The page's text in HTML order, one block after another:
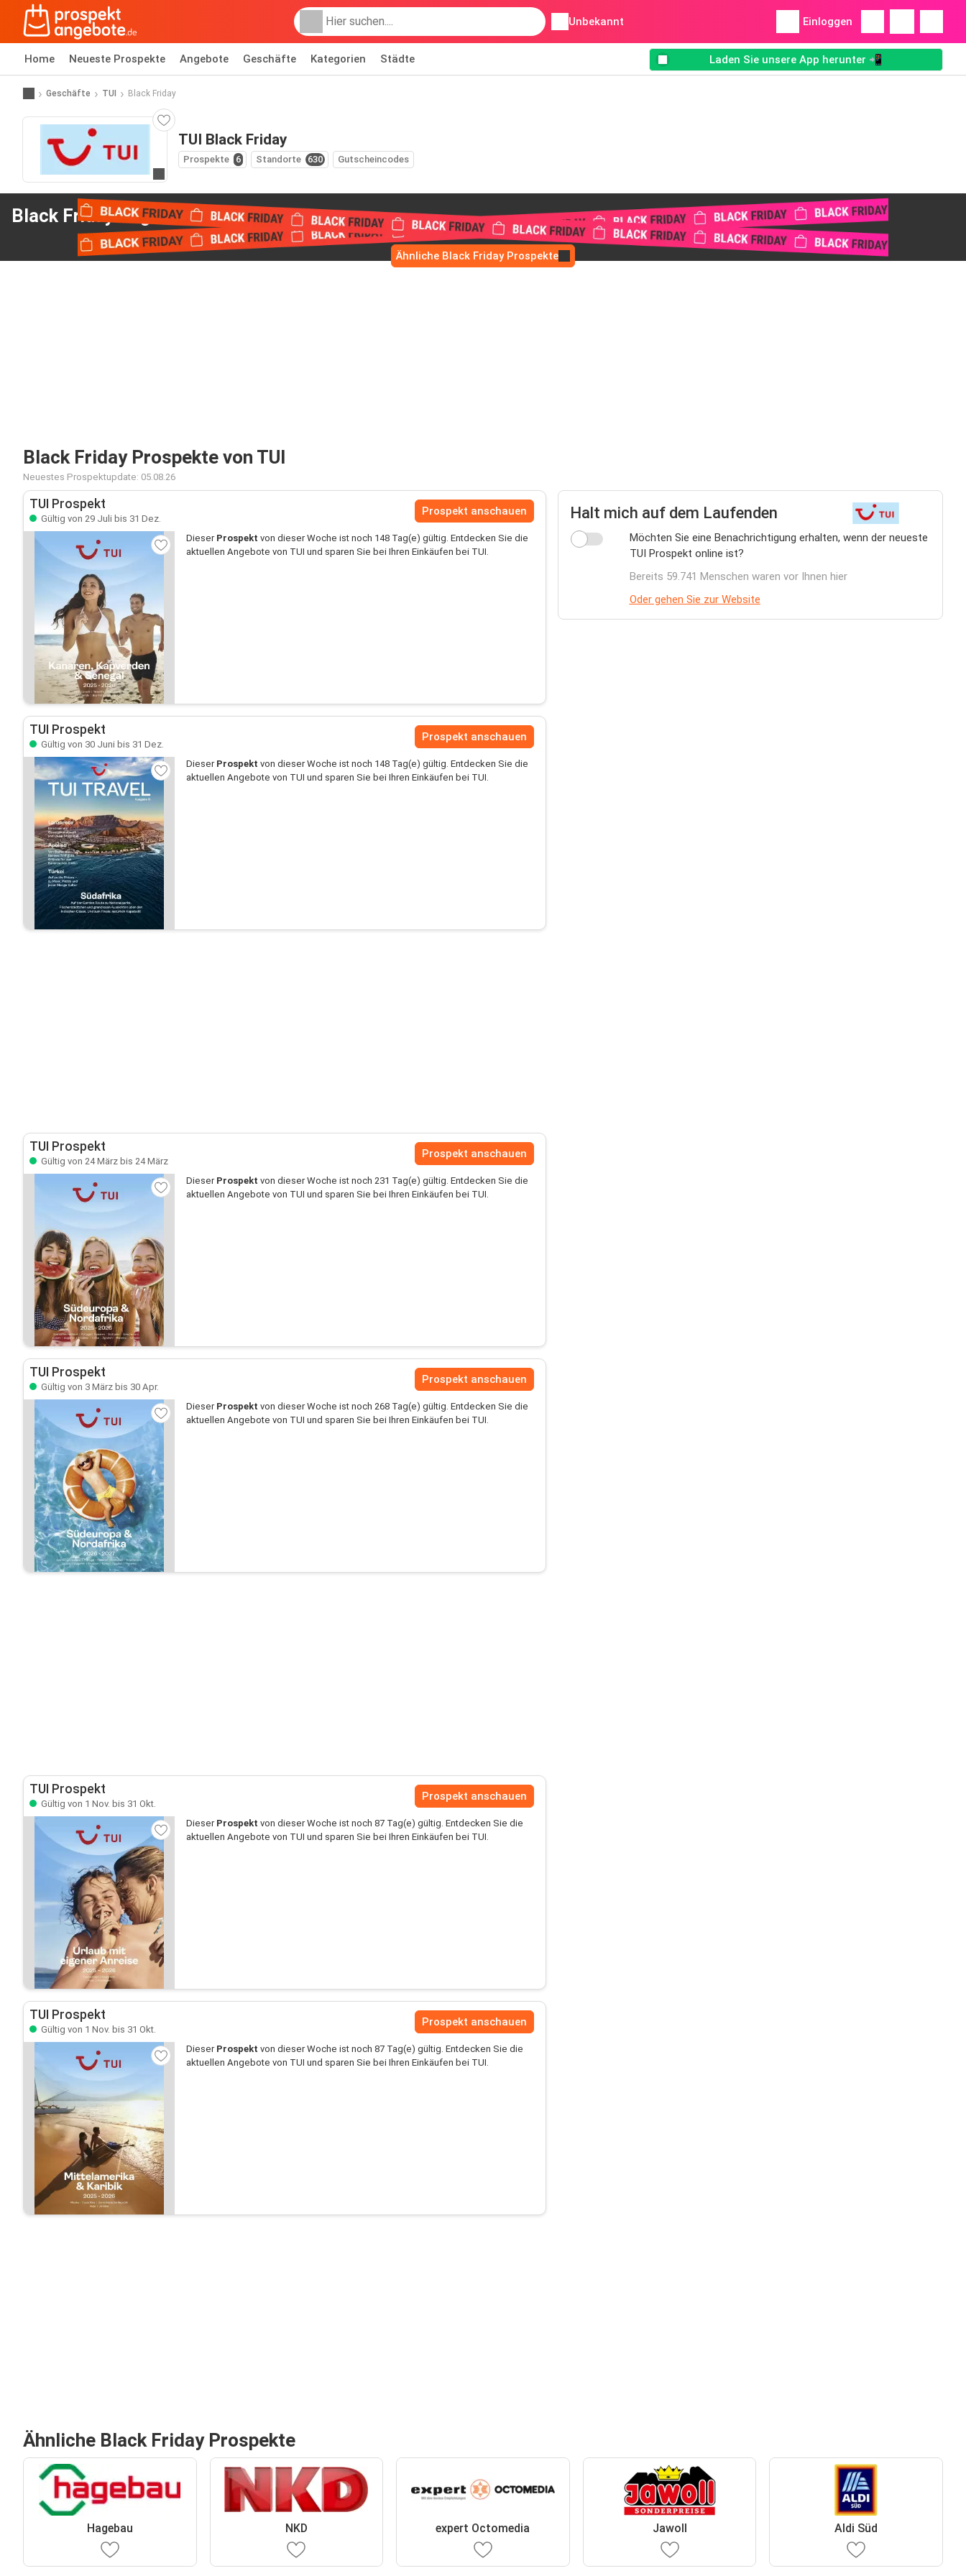
Unbekannt Einloggen
Home Neueste Prospekte Angebote Geschäfte Kategorien Städte Laden Sie unsere App herunter 📲
Geschäfte TUI Black Friday
TUI Black Friday
Prospekte 6 Standorte 630 Gutscheincodes
Black Friday Angebotevan TUI
Ähnliche Black Friday Prospekte
Black Friday Prospekte von TUI
Neuestes Prospektupdate: 05.08.26
TUI Prospekt
Gültig von 29 Juli bis 31 Dez.
Prospekt anschauen
Dieser Prospekt von dieser Woche ist noch 148 Tag(e) gültig. Entdecken Sie die
aktuellen Angebote von TUI und sparen Sie bei Ihren Einkäufen bei TUI.
TUI Prospekt
Gültig von 30 Juni bis 31 Dez.
Prospekt anschauen
Dieser Prospekt von dieser Woche ist noch 148 Tag(e) gültig. Entdecken Sie die
aktuellen Angebote von TUI und sparen Sie bei Ihren Einkäufen bei TUI.
TUI Prospekt
Gültig von 24 März bis 24 März
Prospekt anschauen
Dieser Prospekt von dieser Woche ist noch 231 Tag(e) gültig. Entdecken Sie die
aktuellen Angebote von TUI und sparen Sie bei Ihren Einkäufen bei TUI.
TUI Prospekt
Gültig von 3 März bis 30 Apr.
Prospekt anschauen
Dieser Prospekt von dieser Woche ist noch 268 Tag(e) gültig. Entdecken Sie die
aktuellen Angebote von TUI und sparen Sie bei Ihren Einkäufen bei TUI.
TUI Prospekt
Gültig von 1 Nov. bis 31 Okt.
Prospekt anschauen
Dieser Prospekt von dieser Woche ist noch 87 Tag(e) gültig. Entdecken Sie die
aktuellen Angebote von TUI und sparen Sie bei Ihren Einkäufen bei TUI.
TUI Prospekt
Gültig von 1 Nov. bis 31 Okt.
Prospekt anschauen
Dieser Prospekt von dieser Woche ist noch 87 Tag(e) gültig. Entdecken Sie die
aktuellen Angebote von TUI und sparen Sie bei Ihren Einkäufen bei TUI.
Halt mich auf dem Laufenden
Möchten Sie eine Benachrichtigung erhalten, wenn der neueste
TUI Prospekt online ist?
Bereits 59.741 Menschen waren vor Ihnen hier
Oder gehen Sie zur Website
Ähnliche Black Friday Prospekte
Hagebau NKD expert Octomedia Jawoll Aldi Süd